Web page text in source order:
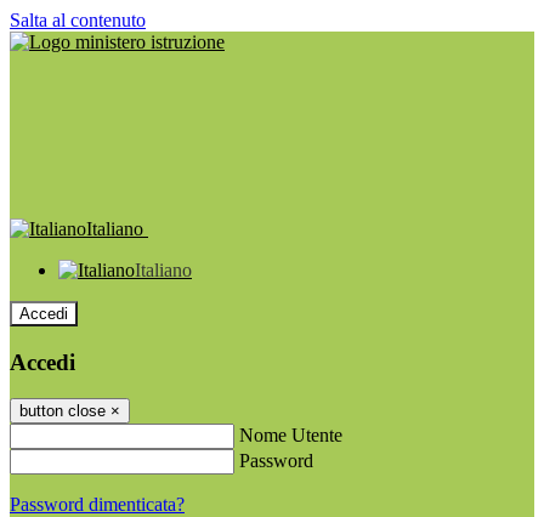
Salta al contenuto
Italiano
Italiano
Accedi
Accedi
button close ×
Nome Utente
Password
Password dimenticata?